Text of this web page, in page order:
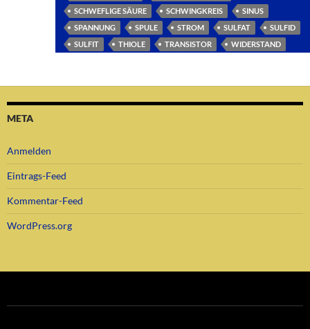
SCHWEFLIGE SÄURE
SCHWINGKREIS
SINUS
SPANNUNG
SPULE STROM SULFAT
SULFID
SULFIT
THIOLE TRANSISTOR WIDERSTAND
META
Anmelden
Eintrags-Feed
Kommentar-Feed
WordPress.org